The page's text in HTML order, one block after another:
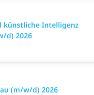
künstliche Intelligenz
d) 2026
(m/w/d) 2026